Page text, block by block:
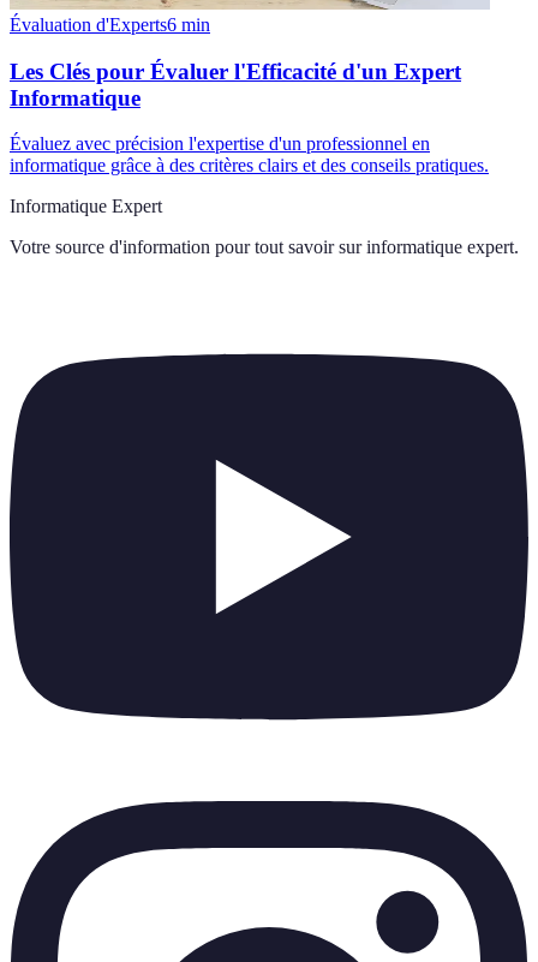
Évaluation d'Experts6 min
Les Clés pour Évaluer l'Efficacité d'un Expert
Informatique
Évaluez avec précision l'expertise d'un professionnel en
informatique grâce à des critères clairs et des conseils pratiques.
Informatique Expert
Votre source d'information pour tout savoir sur informatique expert.